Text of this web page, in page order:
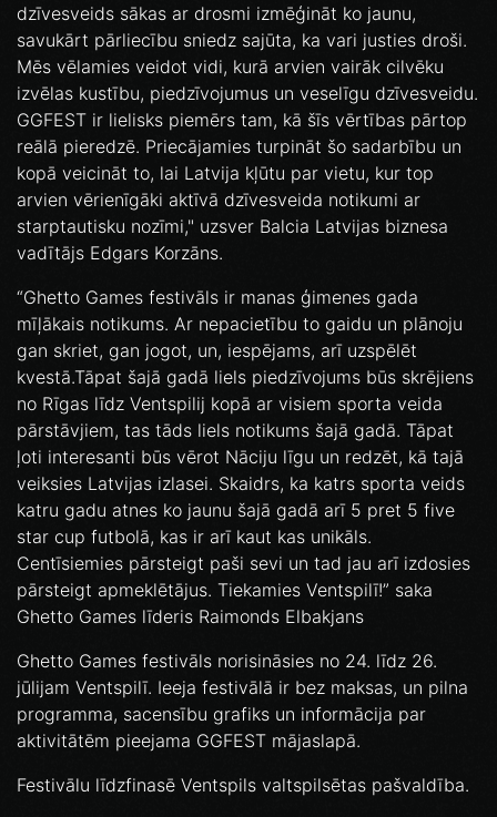
dzīvesveids sākas ar drosmi izmēģināt ko jaunu,
savukārt pārliecību sniedz sajūta, ka vari justies droši.
Mēs vēlamies veidot vidi, kurā arvien vairāk cilvēku
izvēlas kustību, piedzīvojumus un veselīgu dzīvesveidu.
GGFEST ir lielisks piemērs tam, kā šīs vērtības pārtop
reālā pieredzē. Priecājamies turpināt šo sadarbību un
kopā veicināt to, lai Latvija kļūtu par vietu, kur top
arvien vērienīgāki aktīvā dzīvesveida notikumi ar
starptautisku nozīmi," uzsver Balcia Latvijas biznesa
vadītājs Edgars Korzāns.
“Ghetto Games festivāls ir manas ģimenes gada
mīļākais notikums. Ar nepacietību to gaidu un plānoju
gan skriet, gan jogot, un, iespējams, arī uzspēlēt
kvestā.Tāpat šajā gadā liels piedzīvojums būs skrējiens
no Rīgas līdz Ventspilij kopā ar visiem sporta veida
pārstāvjiem, tas tāds liels notikums šajā gadā. Tāpat
ļoti interesanti būs vērot Nāciju līgu un redzēt, kā tajā
veiksies Latvijas izlasei. Skaidrs, ka katrs sporta veids
katru gadu atnes ko jaunu šajā gadā arī 5 pret 5 five
star cup futbolā, kas ir arī kaut kas unikāls.
Centīsiemies pārsteigt paši sevi un tad jau arī izdosies
pārsteigt apmeklētājus. Tiekamies Ventspilī!” saka
Ghetto Games līderis Raimonds Elbakjans
Ghetto Games festivāls norisināsies no 24. līdz 26.
jūlijam Ventspilī. Ieeja festivālā ir bez maksas, un pilna
programma, sacensību grafiks un informācija par
aktivitātēm pieejama GGFEST mājaslapā.
Festivālu līdzfinasē Ventspils valtspilsētas pašvaldība.